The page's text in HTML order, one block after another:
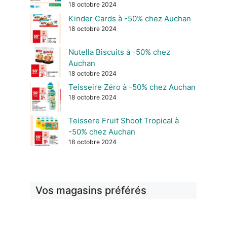
18 octobre 2024
Kinder Cards à -50% chez Auchan
18 octobre 2024
Nutella Biscuits à -50% chez
Auchan
18 octobre 2024
Teisseire Zéro à -50% chez Auchan
18 octobre 2024
Teissere Fruit Shoot Tropical à
-50% chez Auchan
18 octobre 2024
Vos magasins préférés